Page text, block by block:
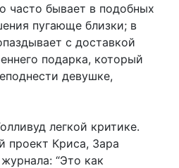
часто бывает в подобных
пугающе близки; в
с доставкой
подарка, который
девушке,
легкой критике.
проект Криса, Зара
“Это как